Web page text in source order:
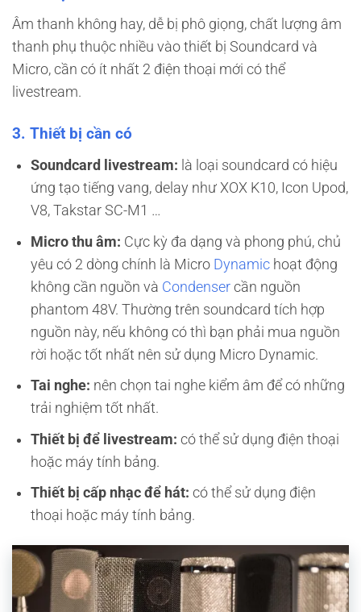
Âm thanh không hay, dễ bị phô giọng, chất lượng âm
thanh phụ thuộc nhiều vào thiết bị Soundcard và
Micro, cần có ít nhất 2 điện thoại mới có thể
livestream.
3. Thiết bị cần có
Soundcard livestream: là loại soundcard có hiệu
ứng tạo tiếng vang, delay như XOX K10, Icon Upod,
V8, Takstar SC-M1 …
Micro thu âm: Cực kỳ đa dạng và phong phú, chủ
yêu có 2 dòng chính là Micro Dynamic hoạt động
không cần nguồn và Condensercần nguồn
phantom 48V. Thường trên soundcard tích hợp
nguồn này, nếu không có thì bạn phải mua nguồn
rời hoặc tốt nhất nên sử dụng Micro Dynamic.
Tai nghe: nên chọn tai nghe kiểm âm để có những
trải nghiệm tốt nhất.
Thiết bị để livestream: có thể sử dụng điện thoại
hoặc máy tính bảng.
Thiết bị cấp nhạc để hát: có thể sử dụng điện
thoại hoặc máy tính bảng.